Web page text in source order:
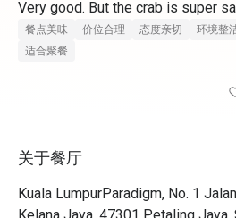
Very good. But the crab is super
餐点美味 价位合理 态度亲切
环境整
适合聚餐
关于餐厅
Kuala LumpurParadigm, No. 1